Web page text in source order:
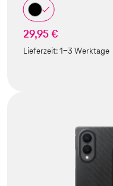
29,95 €
Lieferzeit:1-3 Werktage